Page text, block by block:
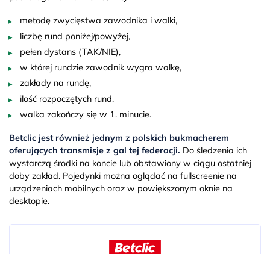
metodę zwycięstwa zawodnika i walki,
liczbę rund poniżej/powyżej,
pełen dystans (TAK/NIE),
w której rundzie zawodnik wygra walkę,
zakłady na rundę,
ilość rozpoczętych rund,
walka zakończy się w 1. minucie.
Betclic jest również jednym z polskich bukmacherem
oferujących transmisje z gal tej federacji. Do śledzenia ich
wystarczą środki na koncie lub obstawiony w ciągu ostatniej
doby zakład. Pojedynki można oglądać na fullscreenie na
urządzeniach mobilnych oraz w powiększonym oknie na
desktopie.